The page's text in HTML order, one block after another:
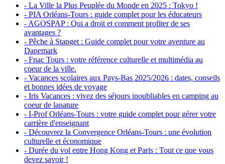
- La Ville la Plus Peuplée du Monde en 2025 : Tokyo !
- PIA Orléans-Tours : guide complet pour les éducateurs
- AGOSPAP : Qui a droit et comment profiter de ses
avantages ?
- Pêche à Stanget : Guide complet pour votre aventure au
Danemark
- Fnac Tours : votre référence culturelle et multimédia au
coeur de la ville.
- Vacances scolaires aux Pays-Bas 2025/2026 : dates, conseils
et bonnes idées de voyage
- Iris Vacances : vivez des séjours inoubliables en camping au
coeur de lanature
- I-Prof Orléans-Tours : votre guide complet pour gérer votre
carrière d'enseignant
- Découvrez la Convergence Orléans-Tours : une évolution
culturelle et économique
- Durée du vol entre Hong Kong et Paris : Tout ce que vous
devez savoir !